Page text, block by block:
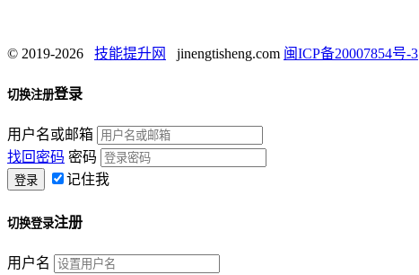
© 2019-2026 技能提升网 jinengtisheng.com 闽ICP备20007854号-3
切换注册登录
用户名或邮箱
找回密码 密码
记住我
切换登录注册
用户名